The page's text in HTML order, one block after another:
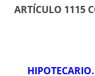
ARTÍCULO 1115